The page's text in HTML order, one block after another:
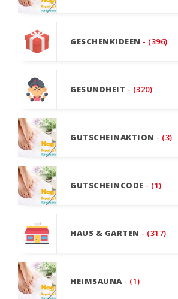
GESCHENKIDEEN - (396)
GESUNDHEIT - (320)
GUTSCHEINAKTION - (3)
GUTSCHEINCODE - (1)
HAUS & GARTEN - (317)
HEIMSAUNA - (1)